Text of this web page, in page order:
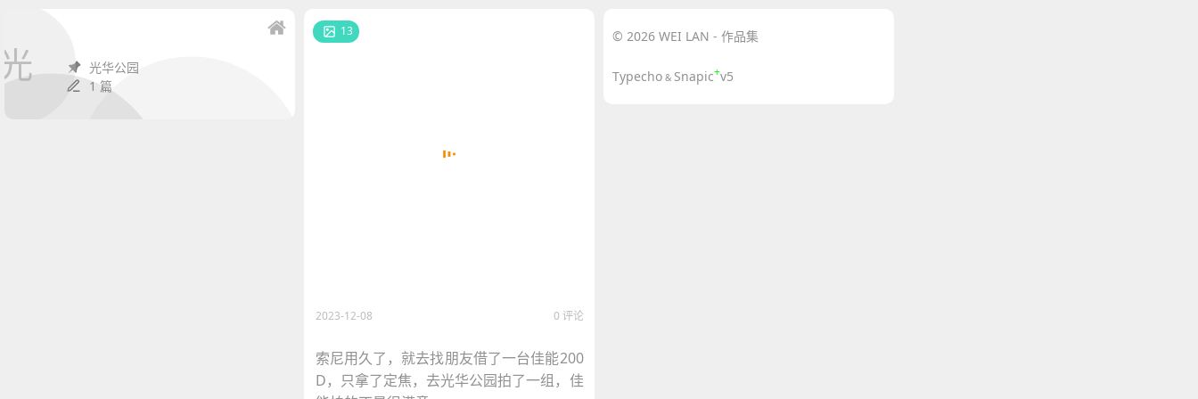
光华公园
1 篇
13
2023-12-08 0 评论
索尼用久了，就去找朋友借了一台佳能200
D，只拿了定焦，去光华公园拍了一组，佳
© 2026 WEI LAN - 作品集
Typecho & Snapic+v5